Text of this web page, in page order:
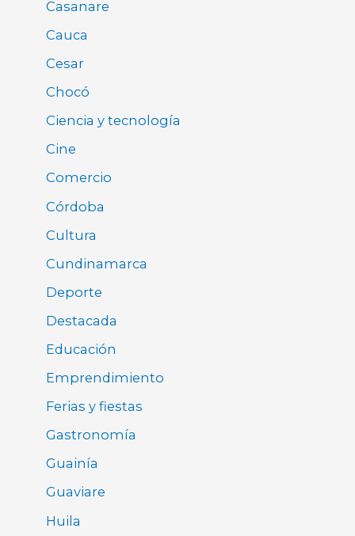
Casanare
Cauca
Cesar
Chocó
Ciencia y tecnología
Cine
Comercio
Córdoba
Cultura
Cundinamarca
Deporte
Destacada
Educación
Emprendimiento
Ferias y fiestas
Gastronomía
Guainía
Guaviare
Huila